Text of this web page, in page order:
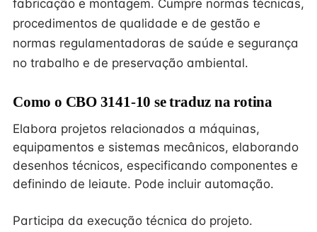
fabricação e montagem. Cumpre normas técnicas,
procedimentos de qualidade e de gestão e
normas regulamentadoras de saúde e segurança
no trabalho e de preservação ambiental.
Como o CBO 3141-10 se traduz na rotina
Elabora projetos relacionados a máquinas,
equipamentos e sistemas mecânicos, elaborando
desenhos técnicos, especificando componentes e
definindo de leiaute. Pode incluir automação.
Participa da execução técnica do projeto.